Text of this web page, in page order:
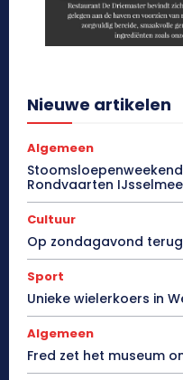
Nieuwe artikelen
Algemeen
Rondvaarten
Cultuur
Op zondagavond terug
Sport
Unieke wielerkoers in
Algemeen
Fred zet het museum